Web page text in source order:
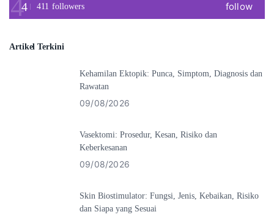
411 followers follow
Artikel Terkini
Kehamilan Ektopik: Punca, Simptom, Diagnosis dan
Rawatan
09/08/2026
Vasektomi: Prosedur, Kesan, Risiko dan
Keberkesanan
09/08/2026
Skin Biostimulator: Fungsi, Jenis, Kebaikan, Risiko
dan Siapa yang Sesuai